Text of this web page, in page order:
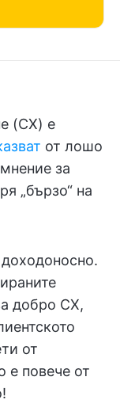
(CX) е
от лошо
за
„бързо“ на
добро CX,
от
е повече от